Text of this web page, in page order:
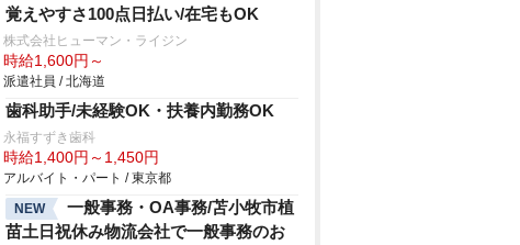
覚えやすさ100点日払い/在宅もOK
株式会社ヒューマン・ライジン
時給1,600円～
派遣社員 / 北海道
歯科助手/未経験OK・扶養内勤務OK
永福すずき歯科
時給1,400円～1,450円
アルバイト・パート / 東京都
NEW
一般事務・OA事務/苫小牧市植
苗土日祝休み物流会社で一般事務のお